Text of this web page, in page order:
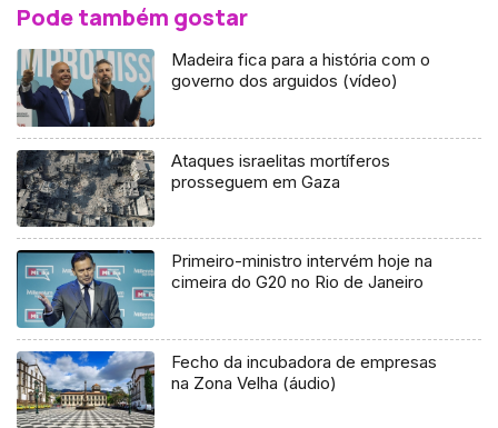
Pode também gostar
Madeira fica para a história com o
governo dos arguidos (vídeo)
Ataques israelitas mortíferos
prosseguem em Gaza
Primeiro-ministro intervém hoje na
cimeira do G20 no Rio de Janeiro
Fecho da incubadora de empresas
na Zona Velha (áudio)